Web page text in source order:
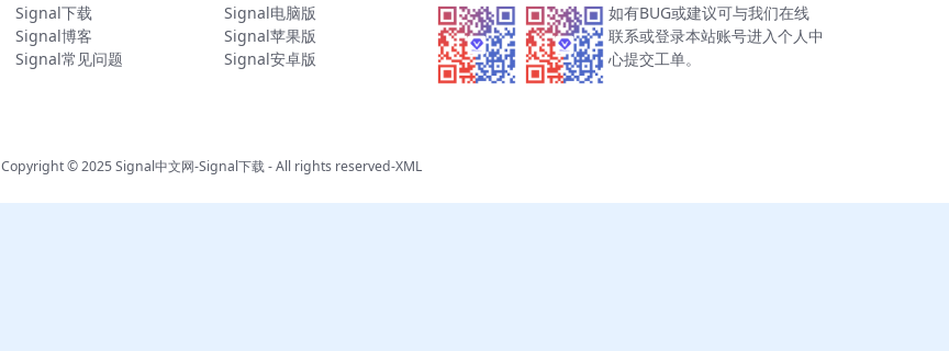
Signal下载
Signal博客
Signal常见问题
Signal电脑版
Signal苹果版
Signal安卓版
如有BUG或建议可与我们在线
联系或登录本站账号进入个人中
心提交工单。
Copyright © 2025Signal中文网-Signal下载- All rights reserved-XML